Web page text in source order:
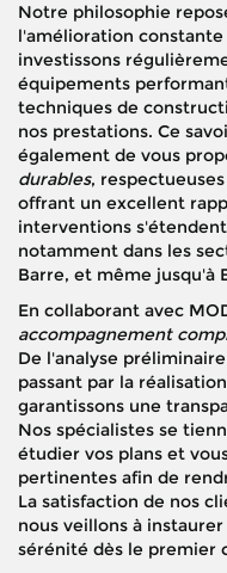
Notre philosophie
l'amélioration
investissons
équipements
techniques de
nos prestations. Ce
également de vous
durables,
offrant un excellent
interventions
notamment dans les
Barre, et même jusqu'à
En collaborant avec
accompagnement
De l'analyse
passant par la
garantissons une
Nos spécialistes se
étudier vos plans et
pertinentes afin de
La satisfaction de nos
nous veillons à
sérénité dès le premier